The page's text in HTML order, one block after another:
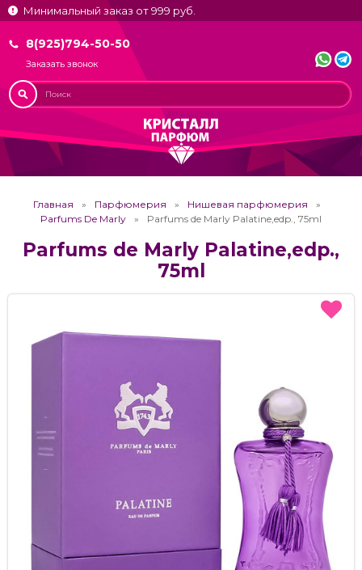
Минимальный заказ от 999 руб.
8(925)794-50-50
Заказать звонок
Главная Парфюмерия
Нишевая парфюмерия
Parfums De Marly
Parfums de Marly Palatine,edp., 75ml
Parfums de Marly Palatine,edp.,
75ml